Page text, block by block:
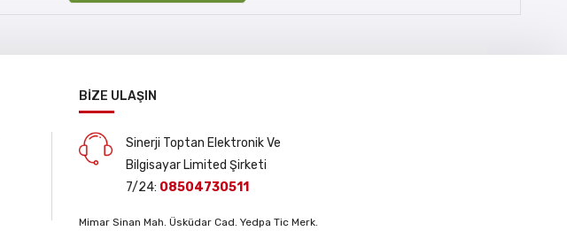
BİZE ULAŞIN
Sinerji Toptan Elektronik Ve
Bilgisayar Limited Şirketi
7/24: 08504730511
Mimar Sinan Mah. Üsküdar Cad. Yedpa Tic Merk.